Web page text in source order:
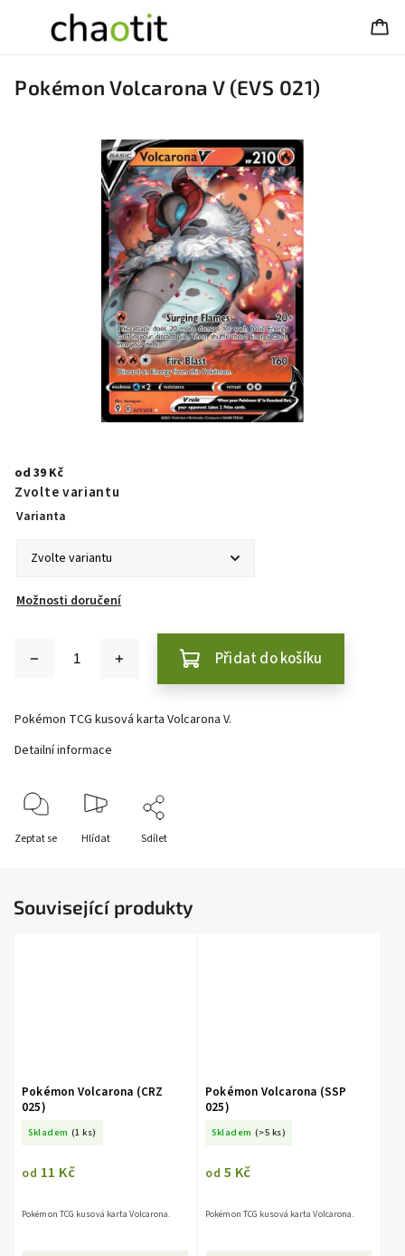
Pokémon Volcarona V (EVS 021)
od 39 Kč
Zvolte variantu
Varianta
Možnosti doručení
Přidat do košíku
Pokémon TCG kusová karta Volcarona V.
Detailní informace
Zeptat se Hlídat Sdílet
Související produkty
Pokémon Volcarona (CRZ
025)
Skladem (1 ks)
od 11 Kč
Pokémon TCG kusová karta Volcarona.
Pokémon Volcarona (SSP
025)
Skladem (>5 ks)
od 5 Kč
Pokémon TCG kusová karta Volcarona.